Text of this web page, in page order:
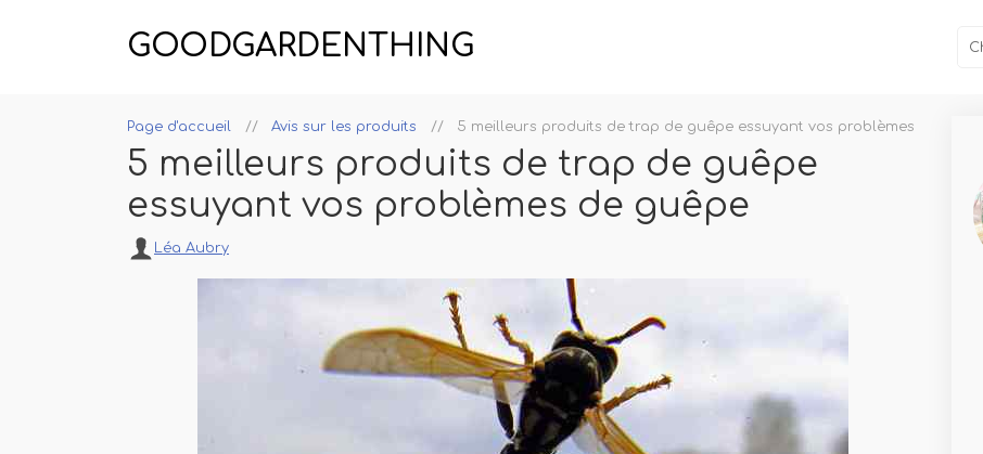
GOODGARDENTHING
Page d'accueil Avis sur les produits 5 meilleurs produits de trap de guêpe essuyant vos problèmes de guêpe
5 meilleurs produits de trap de guêpe
essuyant vos problèmes de guêpe
Léa Aubry